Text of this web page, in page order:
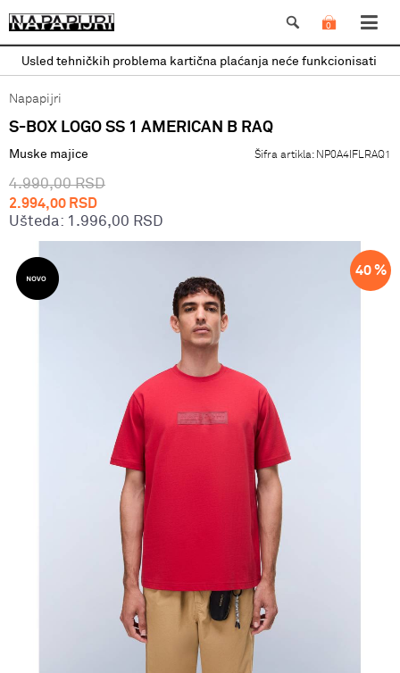
0
tehničkih problema kartična plaćanja neće funkcionisati
Napapijri
S-BOX LOGO SS 1 AMERICAN B RAQ
Muske majice Šifra artikla: NP0A4IFLRAQ1
4.990,00 RSD
2.994,00 RSD
Ušteda: 1.996,00 RSD
40 %